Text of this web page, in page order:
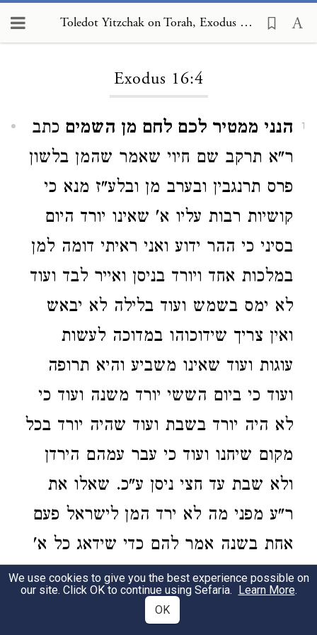
Toledot Yitzchak on Torah, Exodus 16:4
Exodus 16:4
1 הנני ממטיר לכם לחם מן השמים כתב
ר"א תרקב שם חיוי שאמר שהמן בלשון
פרס תרנגבין ובערב מן ובלע"ז מנא כי
קושיות רבות עליו א' שאינו יורד היום
בסיני כי ההר ידוע ואני ראיתי דומה למן
במלכות אחד ויורד בניסן ואייר לבד ועוד
לא ימס בשמש ועוד בלילה לא יבאש
ואין צריך שידוכוהו במדוכה לעשות
עוגות ועוד שאינו משביע והיא תרופה
ועוד כי ביום הששי יורד משנה ועוד כי
לא היה יורד בשבת ועוד שהיה יורד בכל
מקום שיחנו ועוד כי עבר עמהם הירדן
ולא שבת עד חצי ניסן ע"כ. שאלו את
ר"ע מפני מה לא ירד המן לישראל פעם
אחת בשנה אמר להם כדי שידאג כל א'
ויאמר מחר שמא לא ירד ובניו מתים
ברעב נמצאו כולם מכוונים לש"י. ד"א
We use cookies to give you the best experience possible on
our site. Click OK to continue using Sefaria. Learn More.
OK